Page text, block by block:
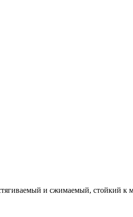
и сжимаемый, стойкий к